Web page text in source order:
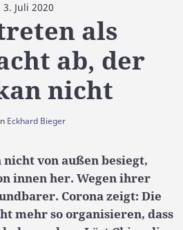
3. Juli 2020
als
ab, der
nicht
Eckhard Bieger
von außen besiegt,
innen her. Wegen ihrer
Corona zeigt: Die
mehr so organisieren, dass